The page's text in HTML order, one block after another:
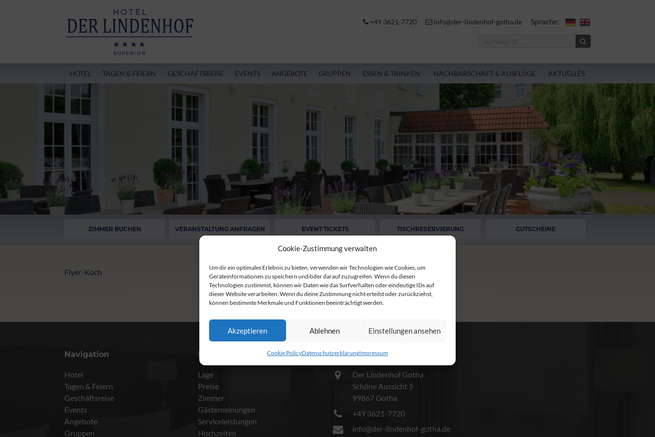
Cookie-Zustimmung verwalten
Um dir ein optimales Erlebnis zu bieten, verwenden wir Technologien wie Cookies, um
Geräteinformationen zu speichern und/oder darauf zuzugreifen. Wenn du diesen
Technologien zustimmst, können wir Daten wie das Surfverhalten oder eindeutige IDs auf
dieser Website verarbeiten. Wenn du deine Zustimmung nicht erteilst oder zurückziehst,
können bestimmte Merkmale und Funktionen beeinträchtigt werden.
Akzeptieren Ablehnen Einstellungen ansehen
Cookie PolicyDatenschutzerklärungImpressum
+49 3621-7720 info@der-lindenhof-gotha.de Sprache:
HOTEL TAGEN & FEIERN GESCHÄFTSREISE EVENTS ANGEBOTE GRUPPEN ESSEN & TRINKEN NACHBARSCHAFT & AUSFLÜGE AKTUELLES
ZIMMER BUCHEN VERANSTALTUNG ANFRAGEN EVENT TICKETS TISCHRESERVIERUNG GUTSCHEINE
Flyer-Koch
Navigation
Hotel
Tagen & Feiern
Geschäftsreise
Events
Angebote
Gruppen
Mehr
Lage
Preise
Zimmer
Gästemeinungen
Serviceleistungen
Hochzeiten
Kontakt
Der Lindenhof Gotha
Schöne Aussicht 5
99867 Gotha
+49 3621-7720
info@der-lindenhof-gotha.de